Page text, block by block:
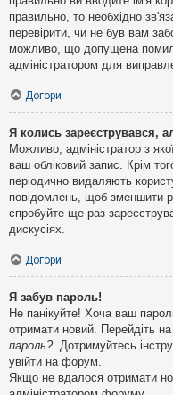
правильно, то необхідно
перевірити, чи не був вам
можливо, що допущена
адміністратором для
Догори
Я колись зареєструвався,
Можливо, адміністратор з
ваш обліковий запис. Крім
періодично видаляють
повідомлень, щоб зменшити
спробуйте ще раз
дискусіях.
Догори
Я забув пароль!
Не панікуйте! Хоча ваш
отримати новий. Перейдіть на
пароль?. Дотримуйтесь
увійти на форум.
Якщо не вдалося отримати